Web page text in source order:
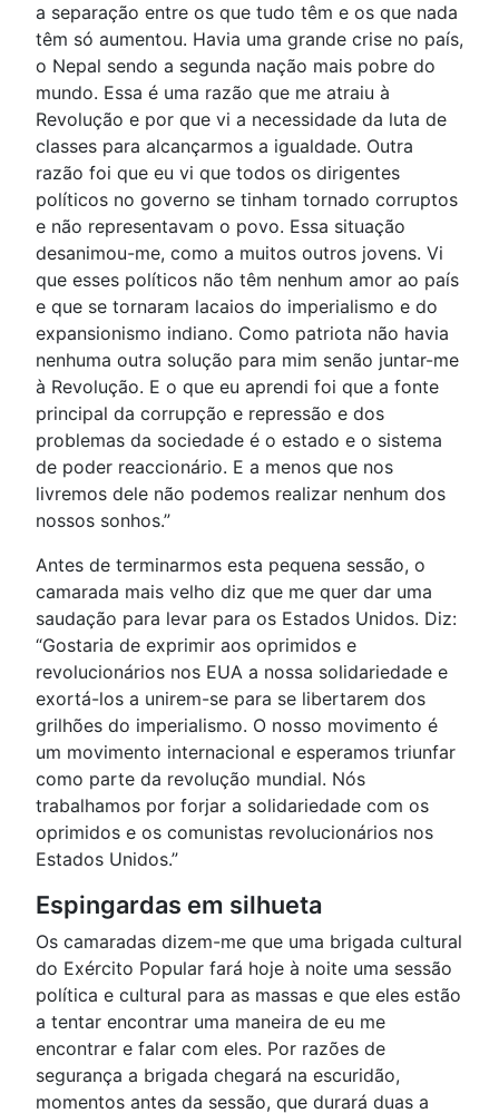
a separação entre os que tudo têm e os que nada
têm só aumentou. Havia uma grande crise no país,
o Nepal sendo a segunda nação mais pobre do
mundo. Essa é uma razão que me atraiu à
Revolução e por que vi a necessidade da luta de
classes para alcançarmos a igualdade. Outra
razão foi que eu vi que todos os dirigentes
políticos no governo se tinham tornado corruptos
e não representavam o povo. Essa situação
desanimou-me, como a muitos outros jovens. Vi
que esses políticos não têm nenhum amor ao país
e que se tornaram lacaios do imperialismo e do
expansionismo indiano. Como patriota não havia
nenhuma outra solução para mim senão juntar-me
à Revolução. E o que eu aprendi foi que a fonte
principal da corrupção e repressão e dos
problemas da sociedade é o estado e o sistema
de poder reaccionário. E a menos que nos
livremos dele não podemos realizar nenhum dos
nossos sonhos.”
Antes de terminarmos esta pequena sessão, o
camarada mais velho diz que me quer dar uma
saudação para levar para os Estados Unidos. Diz:
“Gostaria de exprimir aos oprimidos e
revolucionários nos EUA a nossa solidariedade e
exortá-los a unirem-se para se libertarem dos
grilhões do imperialismo. O nosso movimento é
um movimento internacional e esperamos triunfar
como parte da revolução mundial. Nós
trabalhamos por forjar a solidariedade com os
oprimidos e os comunistas revolucionários nos
Estados Unidos.”
Espingardas em silhueta
Os camaradas dizem-me que uma brigada cultural
do Exército Popular fará hoje à noite uma sessão
política e cultural para as massas e que eles estão
a tentar encontrar uma maneira de eu me
encontrar e falar com eles. Por razões de
segurança a brigada chegará na escuridão,
momentos antes da sessão, que durará duas a